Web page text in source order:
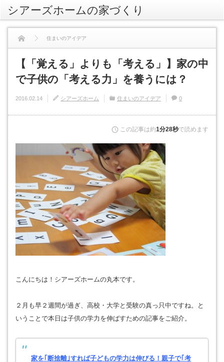
シアーズホームの家づくり
住まいのアイデア
【「覚える」よりも「考える」】家の中で子供の「考える力」を養うには？
【「覚える」よりも「考える」】家の中
で子供の「考える力」を養うには？
2016.02.14 シアーズホーム 住まいのアイデア 0
この記事は約1分28秒で読めます
こんにちは！シアーズホームの丸本です。
２月も早２週間が過ぎ、高校・大学と受験の真っ只中ですね。と
いうことで本日は子供の学力を伸ばすための記事をご紹介。
家を｢断捨離｣すれば子どもの学力は伸びる！親子で｢考